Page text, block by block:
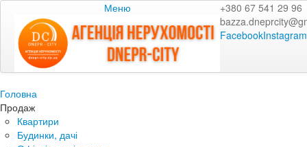
Меню
+380 67 541 29 96
FacebookInstagram
Головна
Продаж
Квартири
Будинки, дачі